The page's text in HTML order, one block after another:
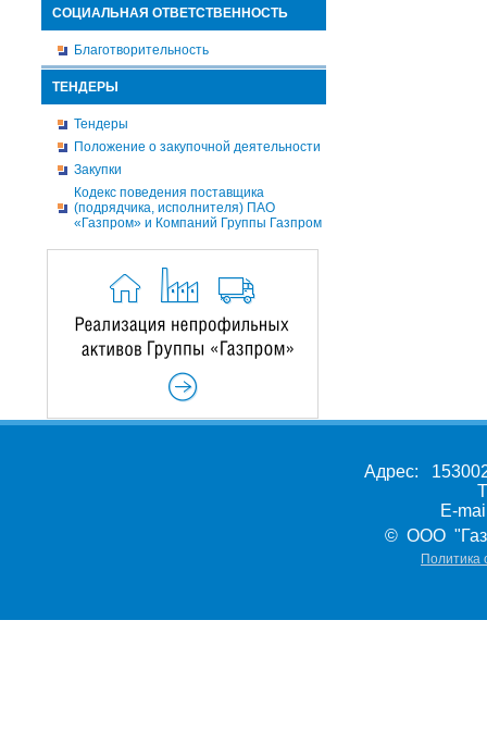
СОЦИАЛЬНАЯ ОТВЕТСТВЕННОСТЬ
Благотворительность
ТЕНДЕРЫ
Тендеры
Положение о закупочной деятельности
Закупки
Кодекс поведения поставщика
(подрядчика, исполнителя) ПАО
«Газпром» и Компаний Группы Газпром
Адрес:
E-
© ООО
Политика